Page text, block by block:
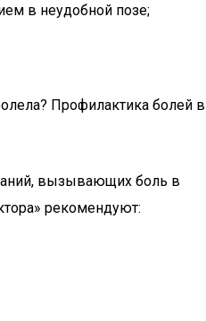
в неудобной позе;
Профилактика болей в
вызывающих боль в
рекомендуют: